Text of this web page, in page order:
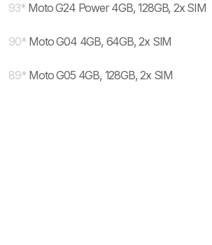
93* Moto G24 Power 4GB, 128GB, 2x SIM
90* Moto G04 4GB, 64GB, 2x SIM
89* Moto G05 4GB, 128GB, 2x SIM